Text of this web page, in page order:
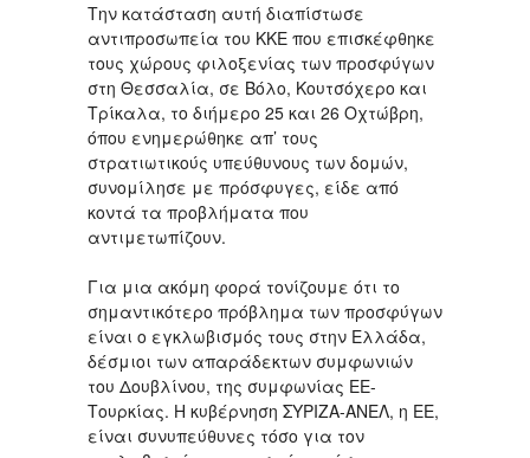
Την κατάσταση αυτή διαπίστωσε
αντιπροσωπεία του ΚΚΕ που επισκέφθηκε
τους χώρους φιλοξενίας των προσφύγων
στη Θεσσαλία, σε Βόλο, Κουτσόχερο και
Τρίκαλα, το διήμερο 25 και 26 Οχτώβρη,
όπου ενημερώθηκε απ’ τους
στρατιωτικούς υπεύθυνους των δομών,
συνομίλησε με πρόσφυγες, είδε από
κοντά τα προβλήματα που
αντιμετωπίζουν.
Για μια ακόμη φορά τονίζουμε ότι το
σημαντικότερο πρόβλημα των προσφύγων
είναι ο εγκλωβισμός τους στην Ελλάδα,
δέσμιοι των απαράδεκτων συμφωνιών
του Δουβλίνου, της συμφωνίας ΕΕ-
Τουρκίας. Η κυβέρνηση ΣΥΡΙΖΑ-ΑΝΕΛ, η ΕΕ,
είναι συνυπεύθυνες τόσο για τον